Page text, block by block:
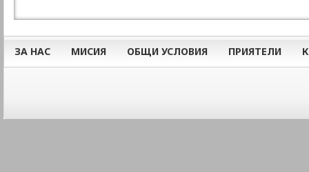
ЗА НАС МИСИЯ ОБЩИ УСЛОВИЯ ПРИЯТЕЛИ